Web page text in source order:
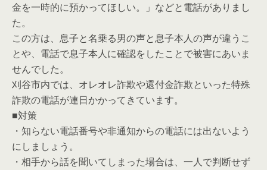
金を一時的に預かってほしい。」などと電話がありまし
た。
この方は、息子と名乗る男の声と息子本人の声が違うこ
とや、電話で息子本人に確認をしたことで被害にあいま
せんでした。
刈谷市内では、オレオレ詐欺や還付金詐欺といった特殊
詐欺の電話が連日かかってきています。
■対策
・知らない電話番号や非通知からの電話には出ないよう
にしましょう。
・相手から話を聞いてしまった場合は、一人で判断せず